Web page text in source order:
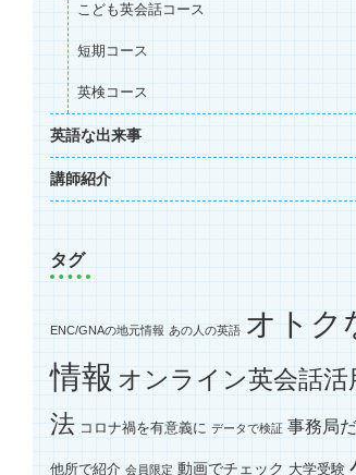
こども英会話コース
短期コース
英検コース
英語な出来事
講師紹介
タグ
ENC/GNAの地元情報 あの人の英語 オトク
情報 オンライン英会話活
法 コロナ禍を有意義に データで検証 事務局
他所で紹介 会員限定 動画でチェック 大学受験